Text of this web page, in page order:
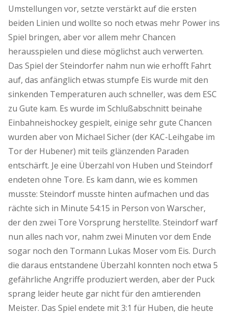
Umstellungen vor, setzte verstärkt auf die ersten
beiden Linien und wollte so noch etwas mehr Power ins
Spiel bringen, aber vor allem mehr Chancen
herausspielen und diese möglichst auch verwerten.
Das Spiel der Steindorfer nahm nun wie erhofft Fahrt
auf, das anfänglich etwas stumpfe Eis wurde mit den
sinkenden Temperaturen auch schneller, was dem ESC
zu Gute kam. Es wurde im Schlußabschnitt beinahe
Einbahneishockey gespielt, einige sehr gute Chancen
wurden aber von Michael Sicher (der KAC-Leihgabe im
Tor der Hubener) mit teils glänzenden Paraden
entschärft. Je eine Überzahl von Huben und Steindorf
endeten ohne Tore. Es kam dann, wie es kommen
musste: Steindorf musste hinten aufmachen und das
rächte sich in Minute 54:15 in Person von Warscher,
der den zwei Tore Vorsprung herstellte. Steindorf warf
nun alles nach vor, nahm zwei Minuten vor dem Ende
sogar noch den Tormann Lukas Moser vom Eis. Durch
die daraus entstandene Überzahl konnten noch etwa 5
gefährliche Angriffe produziert werden, aber der Puck
sprang leider heute gar nicht für den amtierenden
Meister. Das Spiel endete mit 3:1 für Huben, die heute